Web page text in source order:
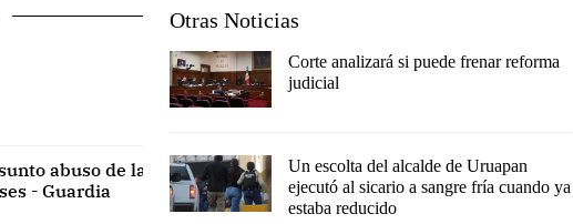
abuso de la
- Guardia
Otras Noticias
Corte analizará si puede frenar reforma
judicial
Un escolta del alcalde de Uruapan
ejecutó al sicario a sangre fría cuando ya
estaba reducido